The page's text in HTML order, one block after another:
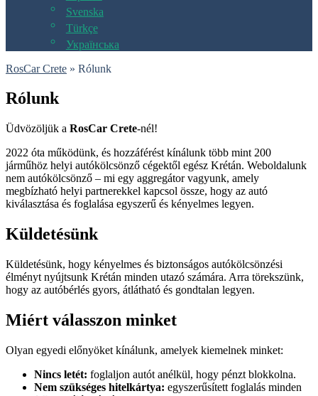
Svenska
Türkçe
Українська
RosCar Crete » Rólunk
Rólunk
Üdvözöljük a RosCar Crete-nél!
2022 óta működünk, és hozzáférést kínálunk több mint 200
járműhöz helyi autókölcsönző cégektől egész Krétán. Weboldalunk
nem autókölcsönző – mi egy aggregátor vagyunk, amely
megbízható helyi partnerekkel kapcsol össze, hogy az autó
kiválasztása és foglalása egyszerű és kényelmes legyen.
Küldetésünk
Küldetésünk, hogy kényelmes és biztonságos autókölcsönzési
élményt nyújtsunk Krétán minden utazó számára. Arra törekszünk,
hogy az autóbérlés gyors, átlátható és gondtalan legyen.
Miért válasszon minket
Olyan egyedi előnyöket kínálunk, amelyek kiemelnek minket:
Nincs letét: foglaljon autót anélkül, hogy pénzt blokkolna.
Nem szükséges hitelkártya: egyszerűsített foglalás minden